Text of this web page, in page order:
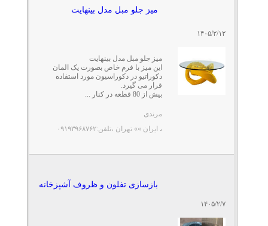
۱۴۰۵/۲/۱۲
میز جلو مبل مدل بینهایت
میز جلو مبل مدل بینهایت
این میز با فرم خاص بصورت یک المان
دکوراتیو در دکوراسیون مورد استفاده
قرار می گیرد.
بیش از 80 قطعه در کنار ...
مرندی
، ایران »» تهران ،تلفن:۰۹۱۹۳۹۶۸۷۶۲
۱۴۰۵/۲/۷
بازسازی تفلون و ظروف آشپزخانه